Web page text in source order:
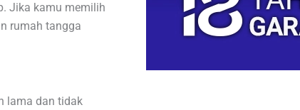
Jika kamu memilih
rumah tangga
lama dan tidak